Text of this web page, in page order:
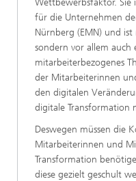
Wettbewerbsfaktor. Sie
für die Unternehmen
Nürnberg (EMN) und
sondern vor allem auch
mitarbeiterbezogenes
der Mitarbeiterinnen
den digitalen
digitale Transformation
Deswegen müssen die
Mitarbeiterinnen und
Transformation
diese gezielt geschult